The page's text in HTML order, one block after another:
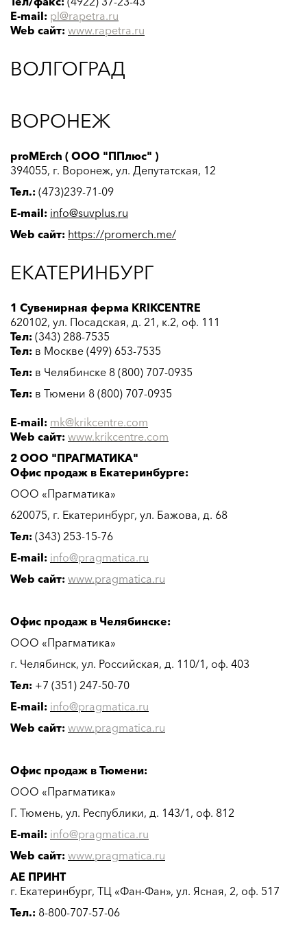
E-mail: pl@rapetra.ru
Web сайт: www.rapetra.ru
ВОЛГОГРАД
ВОРОНЕЖ
proMErch ( ООО "ППлюс" )
394055, г. Воронеж, ул. Депутатская, 12
Тел.: (473)239-71-09
E-mail: info@suvplus.ru
Web сайт: https://promerch.me/
ЕКАТЕРИНБУРГ
1 Сувенирная ферма KRIKCENTRE
620102, ул. Посадская, д. 21, к.2, оф. 111
Тел: (343) 288-7535
Тел: в Москве (499) 653-7535
Тел: в Челябинске 8 (800) 707-0935
Тел: в Тюмени 8 (800) 707-0935
E-mail: mk@krikcentre.com
Web сайт: www.krikcentre.com
2 ООО "ПРАГМАТИКА"
Офис продаж в Екатеринбурге:
ООО «Прагматика»
620075, г. Екатеринбург, ул. Бажова, д. 68
Тел: (343) 253-15-76
E-mail: info@pragmatica.ru
Web сайт: www.pragmatica.ru
Офис продаж в Челябинске:
ООО «Прагматика»
г. Челябинск, ул. Российская, д. 110/1, оф. 403
Тел: +7 (351) 247-50-70
E-mail: info@pragmatica.ru
Web сайт: www.pragmatica.ru
Офис продаж в Тюмени:
ООО «Прагматика»
Г. Тюмень, ул. Республики, д. 143/1, оф. 812
E-mail: info@pragmatica.ru
Web сайт: www.pragmatica.ru
АЕ ПРИНТ
г. Екатеринбург, ТЦ «Фан-Фан», ул. Ясная, 2, оф. 517
Тел.: 8-800-707-57-06